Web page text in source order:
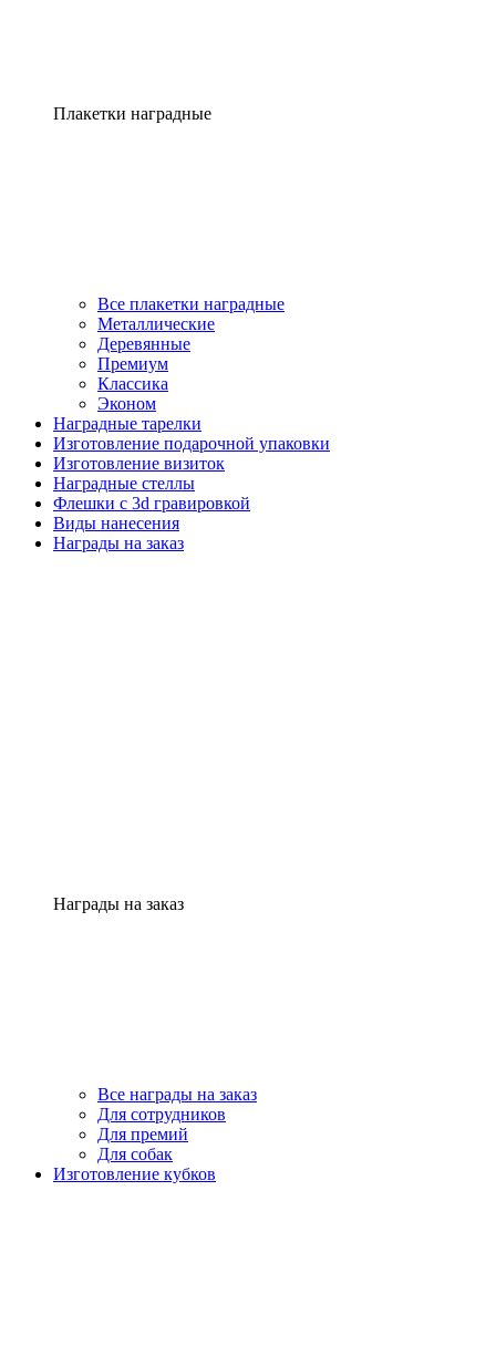
Плакетки наградные
Все плакетки наградные
Металлические
Деревянные
Премиум
Классика
Эконом
Наградные тарелки
Изготовление подарочной упаковки
Изготовление визиток
Наградные стеллы
Флешки с 3d гравировкой
Виды нанесения
Награды на заказ
Награды на заказ
Все награды на заказ
Для сотрудников
Для премий
Для собак
Изготовление кубков